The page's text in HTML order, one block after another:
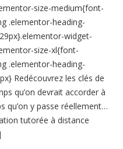
size-medium{font-
.elementor-heading-
widget-
size-xl{font-
.elementor-heading-
Redécouvrez les clés de
qu’on devrait accorder à
qu’on y passe réellement…
tutorée à distance